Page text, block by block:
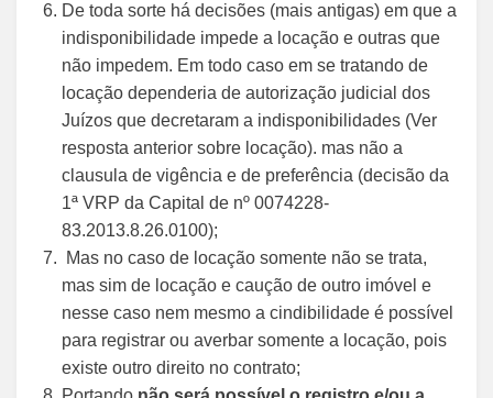
De toda sorte há decisões (mais antigas) em que a
indisponibilidade impede a locação e outras que
não impedem. Em todo caso em se tratando de
locação dependeria de autorização judicial dos
Juízos que decretaram a indisponibilidades (Ver
resposta anterior sobre locação). mas não a
clausula de vigência e de preferência (decisão da
1ª VRP da Capital de nº 0074228-
83.2013.8.26.0100);
Mas no caso de locação somente não se trata,
mas sim de locação e caução de outro imóvel e
nesse caso nem mesmo a cindibilidade é possível
para registrar ou averbar somente a locação, pois
existe outro direito no contrato;